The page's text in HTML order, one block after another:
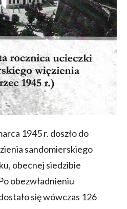
1945 r. doszło do
sandomierskiego
obecnej siedzibie
obezwładnieniu
się wówczas 126